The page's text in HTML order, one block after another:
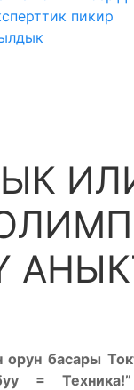
пикир
басары
Техника!”